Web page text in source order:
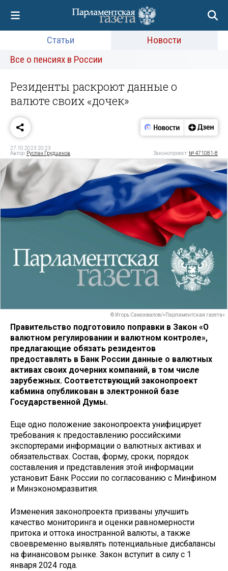
Статьи
Новости
Все о пенсиях в России
Резиденты раскроют данные о
валюте своих «дочек»
27.10.2023 20:23
Автор: Руслан Грудцинов Законопроект: № 471081-8
© Игорь Самохвалов/«Парламентская газета»
Правительство подготовило поправки в Закон «О
валютном регулировании и валютном контроле»,
предлагающие обязать резидентов
предоставлять в Банк России данные о валютных
активах своих дочерних компаний, в том числе
зарубежных. Соответствующий законопроект
кабмина опубликован в электронной базе
Государственной Думы.
Еще одно положение законопроекта унифицирует
требования к предоставлению российскими
экспортерами информации о валютных активах и
обязательствах. Состав, форму, сроки, порядок
составления и представления этой информации
установит Банк России по согласованию с Минфином
и Минэкономразвития.
Изменения законопроекта призваны улучшить
качество мониторинга и оценки равномерности
притока и оттока иностранной валюты, а также
своевременно выявлять потенциальные дисбалансы
на финансовом рынке. Закон вступит в силу с 1
января 2024 года.